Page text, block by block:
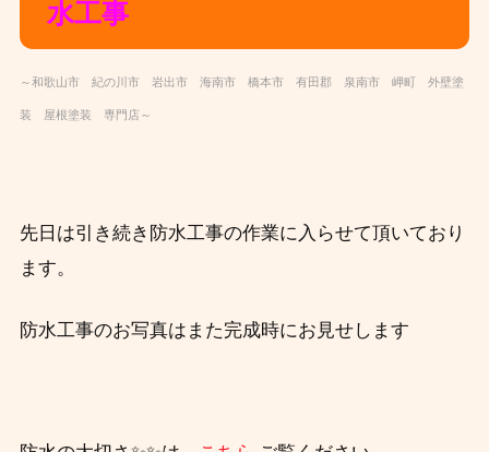
水工事
～和歌山市 紀の川市 岩出市 海南市 橋本市 有田郡 泉南市 岬町 外壁塗
装 屋根塗装 専門店～
先日は引き続き防水工事の作業に入らせて頂いており
ます。
防水工事のお写真はまた完成時にお見せします